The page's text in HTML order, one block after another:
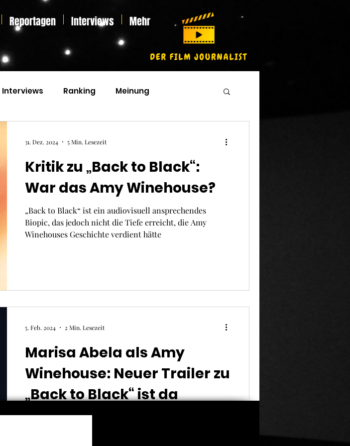
Reportagen Interviews Mehr
Interviews Ranking Meinung
Kritik zu „Back to Black“:
War das Amy Winehouse?
„Back to Black“ ist ein audiovisuell ansprechendes
Biopic, das jedoch nicht die Tiefe erreicht, die Amy
Winehouses Geschichte verdient hätte
31. Dez. 2024 5 Min. Lesezeit
Marisa Abela als Amy
Winehouse: Neuer Trailer zu
„Back to Black“ ist da
Das lang erwartete Amy-Winehouse-Biopic „Back to
5. Feb. 2024 2 Min. Lesezeit